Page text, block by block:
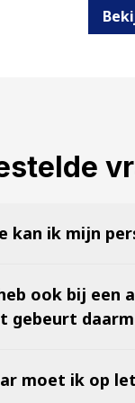
kan ik mijn
ook bij een
gebeurt
moet ik op